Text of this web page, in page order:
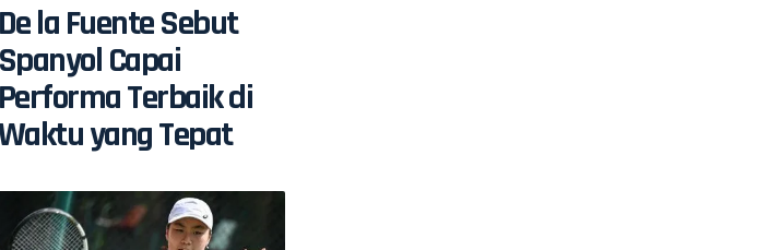
De la Fuente Sebut
Spanyol Capai
Performa Terbaik di
yang Tepat